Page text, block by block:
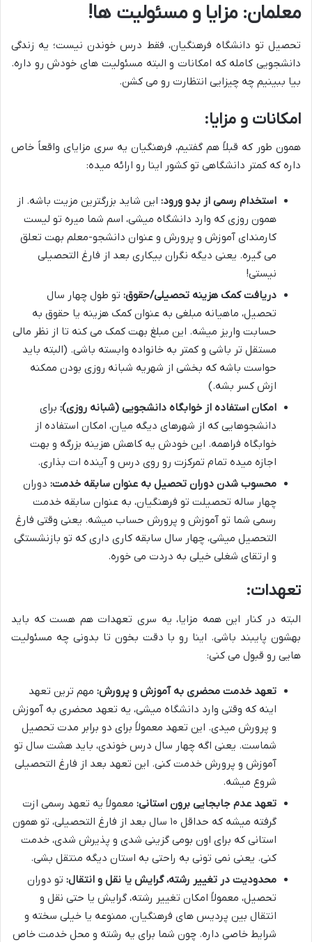
معلمان: مزایا و مسئولیت ها!
تحصیل تو دانشگاه فرهنگیان، فقط درس خوندن نیست؛ یه زندگی
دانشجویی کامله که امکانات و البته مسئولیت های خودش رو داره.
بیا ببینیم چه چیزایی انتظارت رو می کشن.
امکانات و مزایا:
همون طور که قبلاً هم گفتیم، فرهنگیان یه سری مزایای واقعاً خاص
داره که کمتر دانشگاهی تو کشور اینا رو ارائه میده:
استخدام رسمی از بدو ورود: این شاید بزرگترین مزیت باشه. از
همون روزی که وارد دانشگاه میشی، اسم شما میره تو لیست
کارمندای آموزش و پرورش و عنوان دانشجو-معلم بهت تعلق
می گیره. یعنی دیگه نگران بیکاری بعد از فارغ التحصیلی
نیستی!
دریافت کمک هزینه تحصیلی/حقوق: تو طول چهار سال
تحصیل، ماهیانه مبلغی به عنوان کمک هزینه یا حقوق به
حسابت واریز میشه. این مبلغ بهت کمک می کنه تا از نظر مالی
مستقل تر باشی و کمتر به خانواده وابسته باشی. (البته باید
حواست باشه که بخشی از شهریه شبانه روزی بودن ممکنه
ازش کسر بشه.)
امکان استفاده از خوابگاه دانشجویی (شبانه روزی): برای
دانشجوهایی که از شهرهای دیگه میان، امکان استفاده از
خوابگاه فراهمه. این خودش یه کاهش هزینه بزرگه و بهت
اجازه میده تمام تمرکزت رو روی درس و آینده ات بذاری.
محسوب شدن دوران تحصیل به عنوان سابقه خدمت: دوران
چهار ساله تحصیلت تو فرهنگیان، به عنوان سابقه خدمت
رسمی شما تو آموزش و پرورش حساب میشه. یعنی وقتی فارغ
التحصیل میشی، چهار سال سابقه کاری داری که تو بازنشستگی
و ارتقای شغلی خیلی به دردت می خوره.
تعهدات:
البته در کنار این همه مزایا، یه سری تعهدات هم هست که باید
بهشون پایبند باشی. اینا رو با دقت بخون تا بدونی چه مسئولیت
هایی رو قبول می کنی:
تعهد خدمت محضری به آموزش و پرورش: مهم ترین تعهد
اینه که وقتی وارد دانشگاه میشی، یه تعهد محضری به آموزش
و پرورش میدی. این تعهد معمولاً برای دو برابر مدت تحصیل
شماست. یعنی اگه چهار سال درس خوندی، باید هشت سال تو
آموزش و پرورش خدمت کنی. این تعهد بعد از فارغ التحصیلی
شروع میشه.
تعهد عدم جابجایی برون استانی: معمولاً یه تعهد رسمی ازت
گرفته میشه که حداقل ۱۰ سال بعد از فارغ التحصیلی، تو همون
استانی که برای اون بومی گزینی شدی و پذیرش شدی، خدمت
کنی. یعنی نمی تونی به راحتی به استان دیگه منتقل بشی.
محدودیت در تغییر رشته، گرایش یا نقل و انتقال: تو دوران
تحصیل، معمولاً امکان تغییر رشته، گرایش یا حتی نقل و
انتقال بین پردیس های فرهنگیان، ممنوعه یا خیلی سخته و
شرایط خاصی داره. چون شما برای یه رشته و محل خدمت خاص